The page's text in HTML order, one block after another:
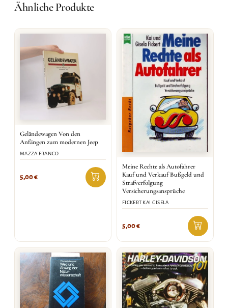
Ähnliche Produkte
Geländewagen Von den
Anfängen zum modernen Jeep
MAZZA FRANCO
5,00€
Meine Rechte als Autofahrer
Kauf und Verkauf Bußgeld und
Strafverfolgung
Versicherungsansprüche
FICKERT KAI GISELA
5,00€